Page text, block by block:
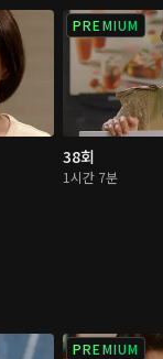
PREMIUM
38회
1시간 7분
PREMIUM